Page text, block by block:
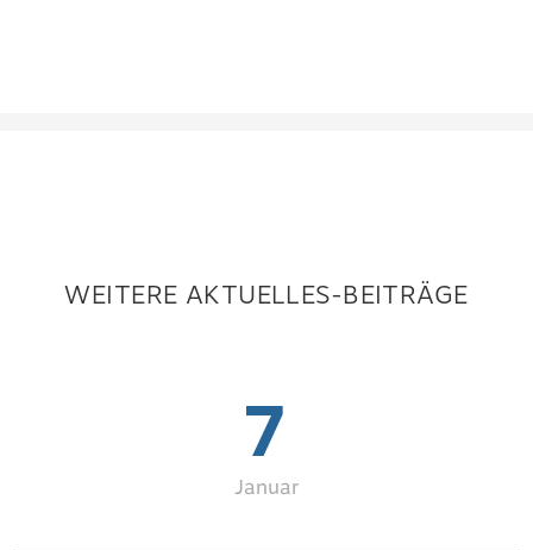
WEITERE AKTUELLES-BEITRÄGE
7
Januar